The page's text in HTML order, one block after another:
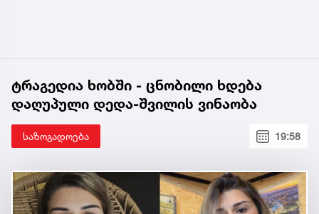
ტრაგედია ხობში - ცნობილი ხდება
დაღუპული დედა-შვილის ვინაობა
საზოგადოება 19:58